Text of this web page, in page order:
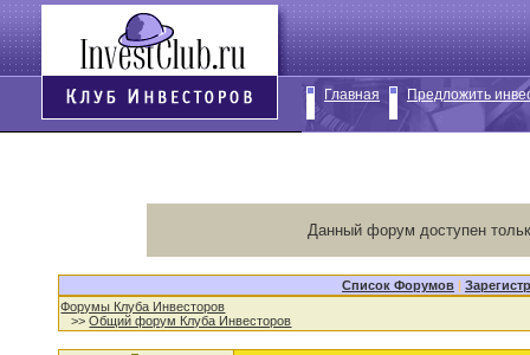
Главная Предложить
Данный форум доступен
Список Форумов |
Форумы Клуба Инвесторов
>>Общий форум Клуба Инвесторов